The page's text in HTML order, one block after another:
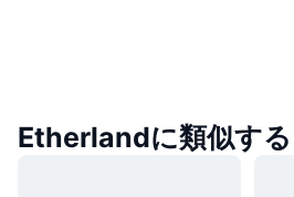
Etherlandに類似す